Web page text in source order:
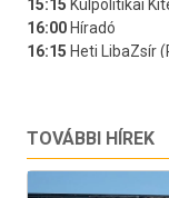
TOVÁBBI HÍREK